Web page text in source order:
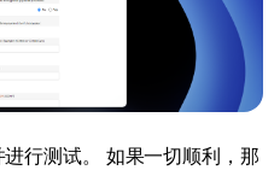
行测试。 如果一切顺利，那